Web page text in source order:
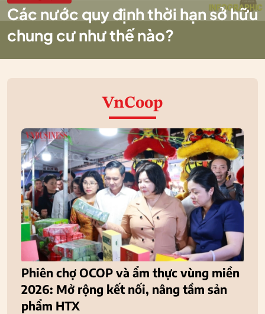
Các nước quy định thời hạn sở hữu
chung cư như thế nào?
VnCoop
Phiên chợ OCOP và ẩm thực vùng miền
2026: Mở rộng kết nối, nâng tầm sản
phẩm HTX